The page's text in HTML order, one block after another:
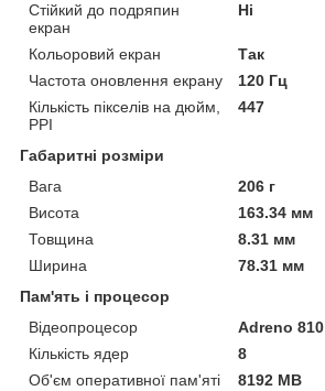
Стійкий до подряпин
екран
Ні
Кольоровий екран
Так
Частота оновлення екрану
120 Гц
Кількість пікселів на дюйм,
PPI
447
Габаритні розміри
Вага
206 г
Висота
163.34 мм
Товщина
8.31 мм
Ширина
78.31 мм
Пам'ять і процесор
Відеопроцесор
Adreno 810
Кількість ядер
8
Об'єм оперативної пам'яті
8192 MB